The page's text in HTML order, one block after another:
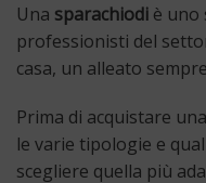
Una sparachiodi è uno
professionisti del
casa, un alleato
Prima di acquistare
le varie tipologie e
scegliere quella più